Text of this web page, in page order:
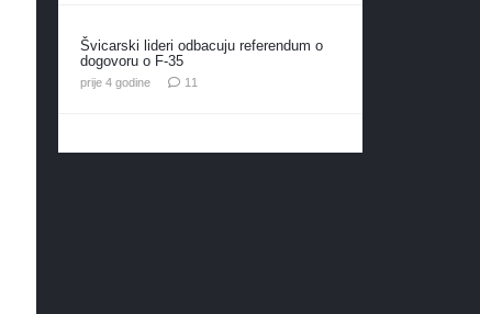
Švicarski lideri odbacuju referendum o
dogovoru o F-35
prije 4 godine 11